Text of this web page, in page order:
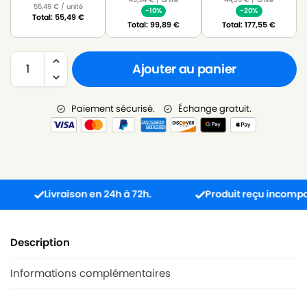
55,49 €/ unité
Total: 55,49€
-10%
Total:99,89€
-20%
Total:177,55€
Ajouter au panier
Paiement sécurisé. Échange gratuit.
Livraison en 24h à 72h. Produit reçu
Description
Informations complémentaires